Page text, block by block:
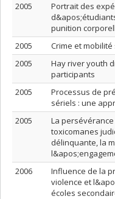
2005
Portrait des
punition
2005
Crime et
2005
Hay river youth
participants
2005
Processus de
sériels : une
2005
La
toxicomanes
délinquante, la
2006
Influence de la
violence et
écoles